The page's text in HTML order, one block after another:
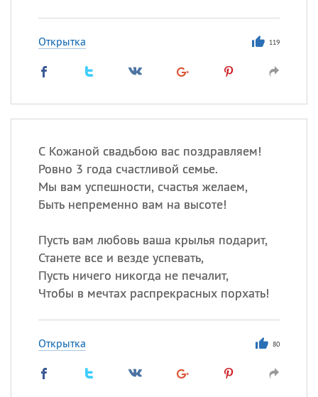
Открытка 119
С Кожаной свадьбою вас поздравляем!
Ровно 3 года счастливой семье.
Мы вам успешности, счастья желаем,
Быть непременно вам на высоте!
Пусть вам любовь ваша крылья подарит,
Станете все и везде успевать,
Пусть ничего никогда не печалит,
Чтобы в мечтах распрекрасных порхать!
Открытка 80